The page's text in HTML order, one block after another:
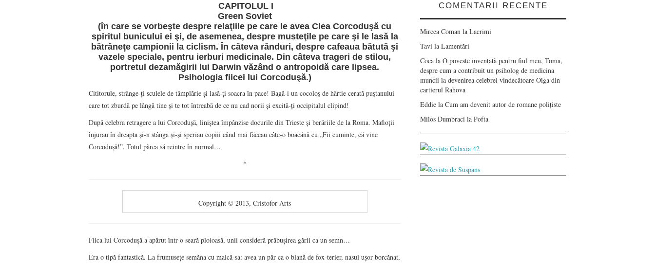
CAPITOLUL I
Green Soviet
(în care se vorbeşte despre relaţiile pe care le avea Clea Corcoduşă cu
spiritul bunicului ei şi, de asemenea, despre musteţile pe care şi le lasă la
bătrâneţe campionii la ciclism. În câteva rânduri, despre cafeaua bătută şi
vazele speciale, pentru ierburi medicinale. Din câteva trageri de stilou,
portretul dezamăgirii lui Darwin văzând o antropoidă care lipsea.
Psihologia fiicei lui Corcoduşă.)
Cititorule, strânge-ţi sculele de tâmplărie şi lasă-ţi soacra în pace! Bagă-i un cocoloş de hârtie cerată puştanului
care tot zburdă pe lângă tine şi te tot întreabă de ce nu cad norii şi excită-ţi occipitalul clipind!
După celebra retragere a lui Corcoduşă, liniştea împânzise docurile din Trieste şi berăriile de la Roma. Mafioţii
înjurau în dreapta şi-n stânga şi-şi speriau copiii când mai făceau câte-o boacănă cu „Fii cuminte, că vine
Corcoduşă!”. Totul părea să reintre în normal…
*
Copyright © 2013, Cristofor Arts
Fiica lui Corcoduşă a apărut într-o seară ploioasă, unii consideră prăbuşirea gării ca un semn…
Era o tipă fantastică. La frumuseţe semăna cu maică-sa: avea un păr ca o blană de fox-terier, nasul uşor borcănat,
COMENTARII RECENTE
Mircea Coman la Lacrimi
Tavi la Lamentări
Coca la O poveste inventată pentru fiul meu, Toma,
despre cum a contribuit un psiholog de medicina
muncii la devenirea celebrei vindecătoare Olga din
cartierul Rahova
Eddie la Cum am devenit autor de romane polițiste
Milos Dumbraci la Pofta